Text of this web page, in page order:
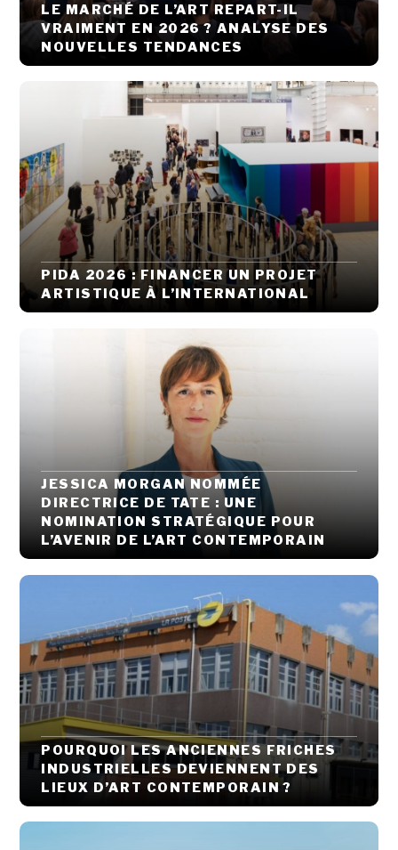
LE MARCHÉ DE L’ART REPART-IL
VRAIMENT EN 2026 ? ANALYSE DES
NOUVELLES TENDANCES
PIDA 2026 : FINANCER UN PROJET
ARTISTIQUE À L’INTERNATIONAL
JESSICA MORGAN NOMMÉE
DIRECTRICE DE TATE : UNE
NOMINATION STRATÉGIQUE POUR
L’AVENIR DE L’ART CONTEMPORAIN
POURQUOI LES ANCIENNES FRICHES
INDUSTRIELLES DEVIENNENT DES
LIEUX D’ART CONTEMPORAIN ?